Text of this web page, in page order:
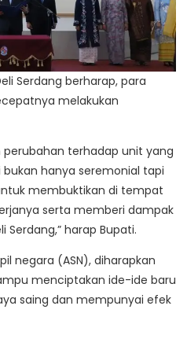
Serdang berharap, para
melakukan
perubahan terhadap unit yang
hanya seremonial tapi
membuktikan di tempat
serta memberi dampak
harap Bupati.
negara (ASN), diharapkan
menciptakan ide-ide baru
saing dan mempunyai efek